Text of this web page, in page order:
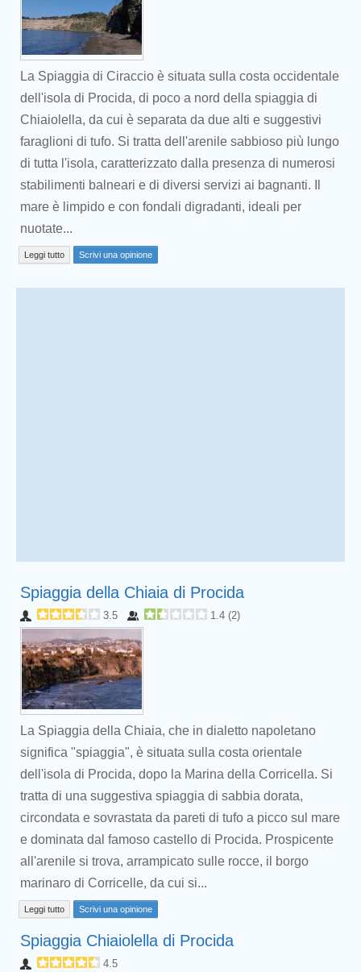
La Spiaggia di Ciraccio è situata sulla costa occidentale
dell'isola di Procida, di poco a nord della spiaggia di
Chiaiolella, da cui è separata da due alti e suggestivi
faraglioni di tufo. Si tratta dell'arenile sabbioso più lungo
di tutta l'isola, caratterizzato dalla presenza di numerosi
stabilimenti balneari e di diversi servizi ai bagnanti. Il
mare è limpido e con fondali digradanti, ideali per
nuotate...
Leggi tutto Scrivi una opinione
Spiaggia della Chiaia di Procida
3.5 1.4 (2)
La Spiaggia della Chiaia, che in dialetto napoletano
significa "spiaggia", è situata sulla costa orientale
dell'isola di Procida, dopo la Marina della Corricella. Si
tratta di una suggestiva spiaggia di sabbia dorata,
circondata e sovrastata da pareti di tufo a picco sul mare
e dominata dal famoso castello di Procida. Prospicente
all'arenile si trova, arrampicato sulle rocce, il borgo
marinaro di Corricelle, da cui si...
Leggi tutto Scrivi una opinione
Spiaggia Chiaiolella di Procida
4.5